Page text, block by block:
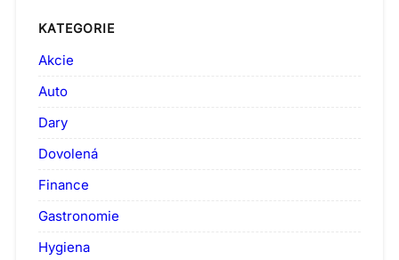
KATEGORIE
Akcie
Auto
Dary
Dovolená
Finance
Gastronomie
Hygiena